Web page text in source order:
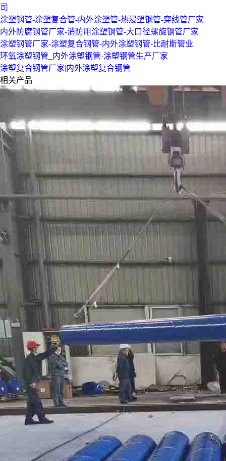
司
涂塑钢管-涂塑复合管-内外涂塑管-热浸塑钢管-穿线管厂家
内外防腐钢管厂家-消防用涂塑钢管-大口径螺旋钢管厂家
涂塑钢管厂家-涂塑复合钢管-内外涂塑钢管-比耐斯管业
环氧涂塑钢管_内外涂塑钢管-涂塑钢管生产厂家
涂塑复合钢管厂家|内外涂塑复合钢管
相关产品